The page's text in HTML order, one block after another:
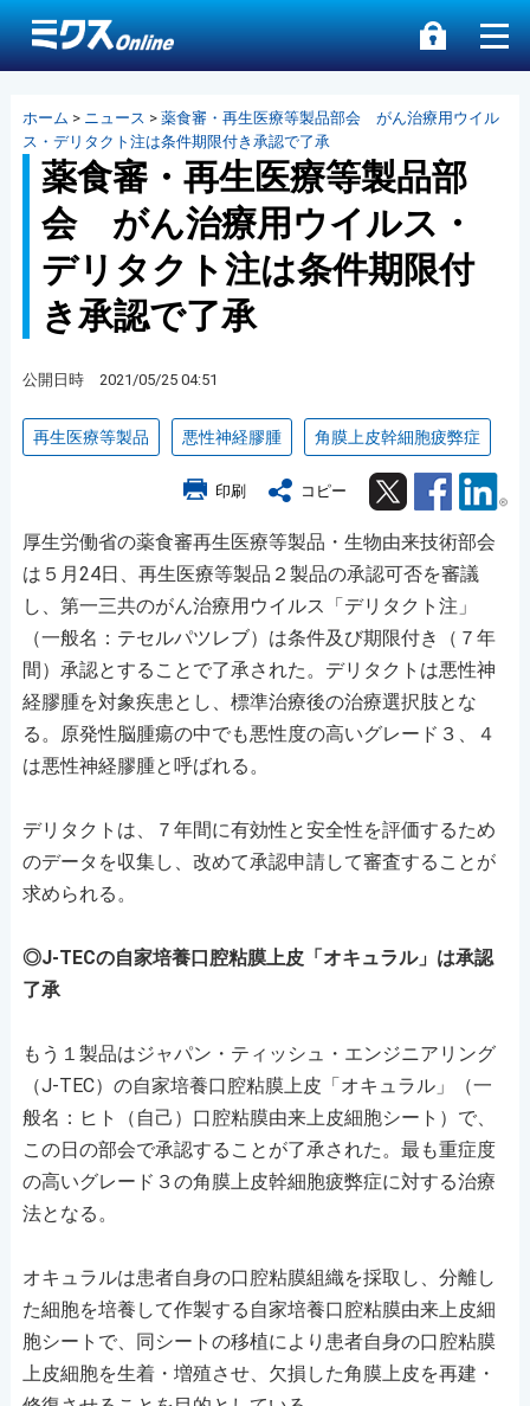
ホーム > ニュース > 薬食審・再生医療等製品部会 がん治療用ウイル
ス・デリタクト注は条件期限付き承認で了承
薬食審・再生医療等製品部
会 がん治療用ウイルス・
デリタクト注は条件期限付
き承認で了承
公開日時 2021/05/25 04:51
再生医療等製品 悪性神経膠腫 角膜上皮幹細胞疲弊症
印刷 コピー Twitter Facebook
厚生労働省の薬食審再生医療等製品・生物由来技術部会
は５月24日、再生医療等製品２製品の承認可否を審議
し、第一三共のがん治療用ウイルス「デリタクト注」
（一般名：テセルパツレブ）は条件及び期限付き（７年
間）承認とすることで了承された。デリタクトは悪性神
経膠腫を対象疾患とし、標準治療後の治療選択肢とな
る。原発性脳腫瘍の中でも悪性度の高いグレード３、４
は悪性神経膠腫と呼ばれる。
デリタクトは、７年間に有効性と安全性を評価するため
のデータを収集し、改めて承認申請して審査することが
求められる。
◎J-TECの自家培養口腔粘膜上皮「オキュラル」は承認
了承
もう１製品はジャパン・ティッシュ・エンジニアリング
（J-TEC）の自家培養口腔粘膜上皮「オキュラル」（一
般名：ヒト（自己）口腔粘膜由来上皮細胞シート）で、
この日の部会で承認することが了承された。最も重症度
の高いグレード３の角膜上皮幹細胞疲弊症に対する治療
法となる。
オキュラルは患者自身の口腔粘膜組織を採取し、分離し
た細胞を培養して作製する自家培養口腔粘膜由来上皮細
胞シートで、同シートの移植により患者自身の口腔粘膜
上皮細胞を生着・増殖させ、欠損した角膜上皮を再建・